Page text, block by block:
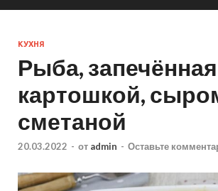
КУХНЯ
Рыба,
картошкой,
сметаной
20.03.2022 - от admin - Оставьте